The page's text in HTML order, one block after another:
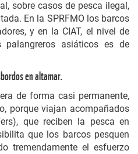
sobre casos de pesca ilegal,
En la SPRFMO los barcos
y en la CIAT, el nivel de
palangreros asiáticos es de
en altamar.
de forma casi permanente,
porque viajan acompañados
que reciben la pesca en
que los barcos pesquen
tremendamente el esfuerzo